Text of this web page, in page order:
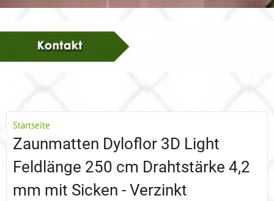
Startseite
Zaunmatten Dyloflor 3D Light
Feldlänge 250 cm Drahtstärke 4,2
mm mit Sicken - Verzinkt